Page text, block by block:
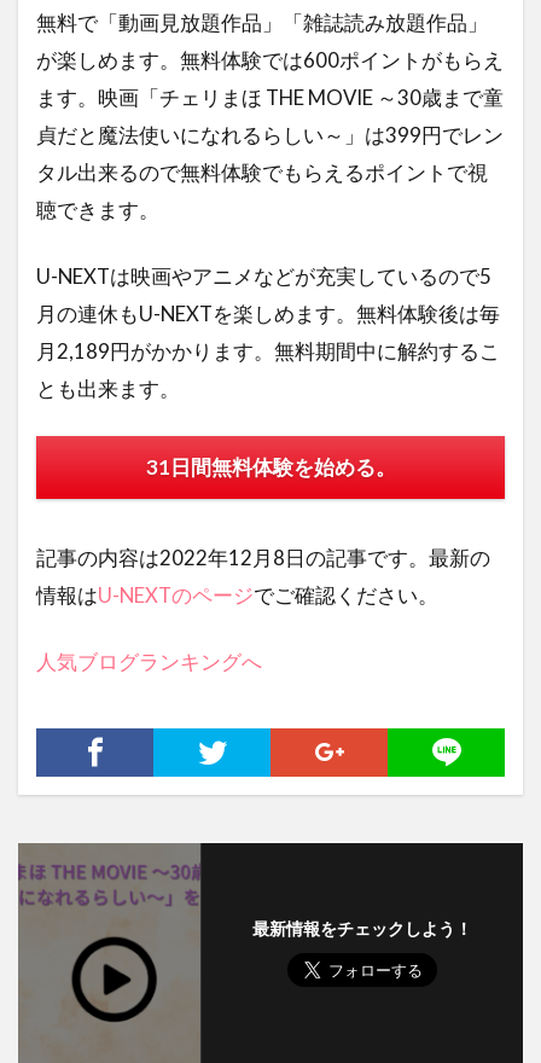
無料で「動画見放題作品」「雑誌読み放題作品」
が楽しめます。無料体験では600ポイントがもらえ
ます。映画「チェリまほ THE MOVIE ～30歳まで童
貞だと魔法使いになれるらしい～」は399円でレン
タル出来るので無料体験でもらえるポイントで視
聴できます。
U-NEXTは映画やアニメなどが充実しているので5
月の連休もU-NEXTを楽しめます。無料体験後は毎
月2,189円がかかります。無料期間中に解約するこ
とも出来ます。
31日間無料体験を始める。
記事の内容は2022年12月8日の記事です。最新の
情報はU-NEXTのページでご確認ください。
人気ブログランキングへ
最新情報をチェックしよう！